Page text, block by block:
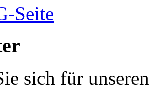
Seite
sich für